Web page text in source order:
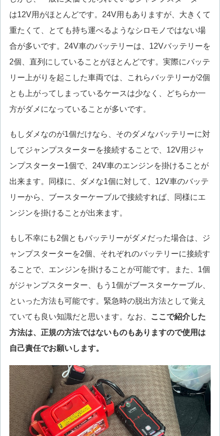
は12V用がほとんどです。24V用もありますが、大きくて
重たくて、とても持ち運べるようなシロモノではない場
合が多いです。24V車のバッテリーは、12Vバッテリーを
2個、直列にしていることがほとんどです。実際にバッテ
リー上がりを起こした車両では、これらバッテリーが2個
とも上がってしまっているケースは少なく、どちらか一
方がダメになっていることが多いです。
もしダメなのが1個だけなら、そのダメなバッテリーに対
してジャンプスターターを接続することで、12V用ジャ
ンプスターター1個で、24V車のエンジンを掛けることが
出来ます。同様に、ダメな1個に対して、12V車のバッテ
リーから、ブースターケーブルで接続すれば、同様にエ
ンジンを掛けることが出来ます。
もし不幸にも2個ともバッテリーがダメだった場合は、ジ
ャンプスターターを2個、それぞれのバッテリーに接続す
ることで、エンジンを掛けることが可能です。また、1個
がジャンプスターター、もう1個がブースターケーブル、
といった方法も可能です。緊急時の脱出方法として覚え
ていても良い知識だと思います。なお、
ここで紹介した
方法は、正規の方法ではないものもありますので使用は
自己責任でお願いします。